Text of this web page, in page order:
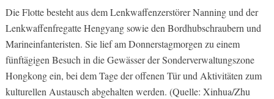
Die Flotte besteht aus dem Lenkwaffenzerstörer Nanning und der
Lenkwaffenfregatte Hengyang sowie den Bordhubschraubern und
Marineinfanteristen. Sie lief am Donnerstagmorgen zu einem
fünftägigen Besuch in die Gewässer der Sonderverwaltungszone
Hongkong ein, bei dem Tage der offenen Tür und Aktivitäten zum
kulturellen Austausch abgehalten werden. (Quelle: Xinhua/Zhu